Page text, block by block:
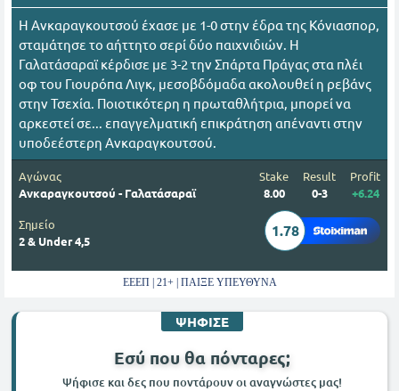
Η Ανκαραγκουτσού έχασε με 1-0 στην έδρα της Κόνιασπορ,
σταμάτησε το αήττητο σερί δύο παιχνιδιών. Η
Γαλατάσαραϊ κέρδισε με 3-2 την Σπάρτα Πράγας στα πλέι
οφ του Γιουρόπα Λιγκ, μεσοβδόμαδα ακολουθεί η ρεβάνς
στην Τσεχία. Ποιοτικότερη η πρωταθλήτρια, μπορεί να
αρκεστεί σε... επαγγελματική επικράτηση απέναντι στην
υποδεέστερη Ανκαραγκουτσού.
Αγώνας
Ανκαραγκουτσού - Γαλατάσαραϊ
Stake
8.00
Result
0-3
Profit
+6.24
Σημείο
2 & Under 4,5
1.78
ΕΕΕΠ | 21+ | ΠΑΙΞΕ ΥΠΕΥΘΥΝΑ
ΨΗΦΙΣΕ
Εσύ που θα πόνταρες;
Ψήφισε και δες που ποντάρουν οι αναγνώστες μας!